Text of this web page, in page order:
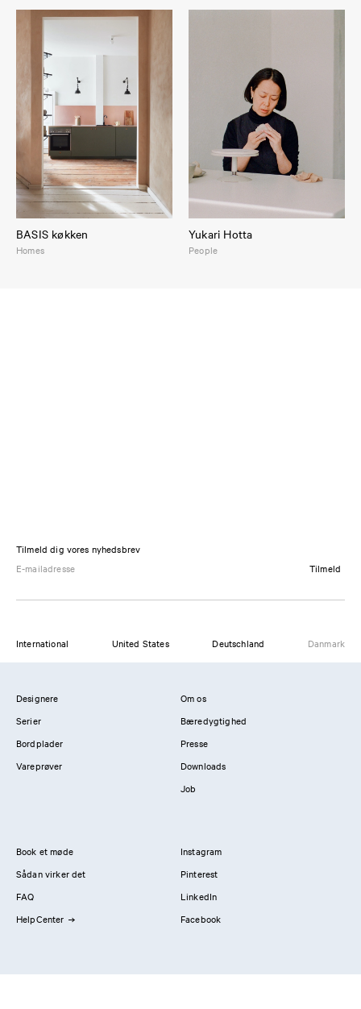
BASIS køkken
Homes
Yukari Hotta
People
Tilmeld dig vores nyhedsbrev
Tilmeld
International United States Deutschland Danmark
Designere
Serier
Bordplader
Vareprøver
Om os
Bæredygtighed
Presse
Downloads
Job
Book et møde
Sådan virker det
FAQ
HelpCenter
Instagram
Pinterest
LinkedIn
Facebook